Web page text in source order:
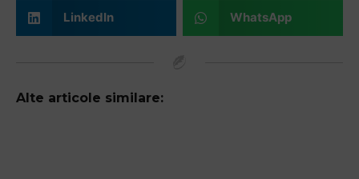
LinkedIn WhatsApp
Alte articole similare: